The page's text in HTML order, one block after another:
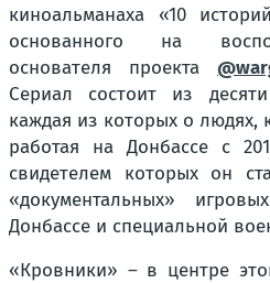
киноальманаха «10
основанного на
основателя проекта
Сериал состоит из
каждая из которых о людях,
работая на Донбассе с
свидетелем которых он
«документальных»
Донбассе и специальной
«Кровники» – в центре